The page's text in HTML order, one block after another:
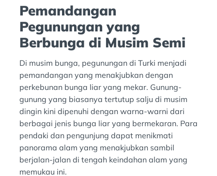
Pemandangan
Pegunungan yang
Berbunga di Musim Semi
Di musim bunga, pegunungan di Turki menjadi
pemandangan yang menakjubkan dengan
perkebunan bunga liar yang mekar. Gunung-
gunung yang biasanya tertutup salju di musim
dingin kini dipenuhi dengan warna-warni dari
berbagai jenis bunga liar yang bermekaran. Para
pendaki dan pengunjung dapat menikmati
panorama alam yang menakjubkan sambil
berjalan-jalan di tengah keindahan alam yang
memukau ini.